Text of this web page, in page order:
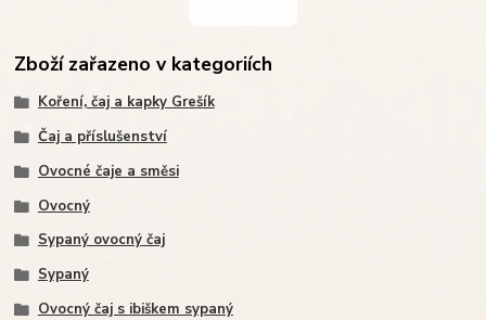
Zboží zařazeno v kategoriích
Koření, čaj a kapky Grešík
Čaj a příslušenství
Ovocné čaje a směsi
Ovocný
Sypaný ovocný čaj
Sypaný
Ovocný čaj s ibiškem sypaný